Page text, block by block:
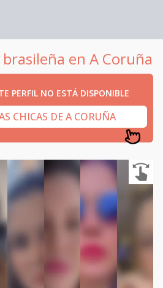
en A Coruña
PERFIL NO ESTÁ DISPONIBLE
CHICAS DE A CORUÑA